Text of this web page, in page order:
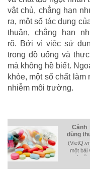
vật chủ, chẳng hạn
ra, một số tác dụng
thuận, chẳng hạn
rõ. Bởi vì việc sử
trong đồ uống và
mà không hề biết.
khỏe, một số chất
nhiễm môi trường.
Cảnh
dùng
một bài
nhà